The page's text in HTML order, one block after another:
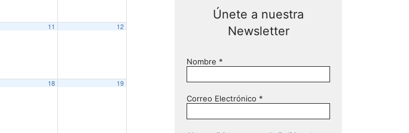
de Huelva 2023
de Cine Documental y Cortometraje de Bilbao 2023
11 12
Cine de Gijón 2023
18 19
Únete a nuestra
Newsletter
Nombre *
Correo Electrónico *